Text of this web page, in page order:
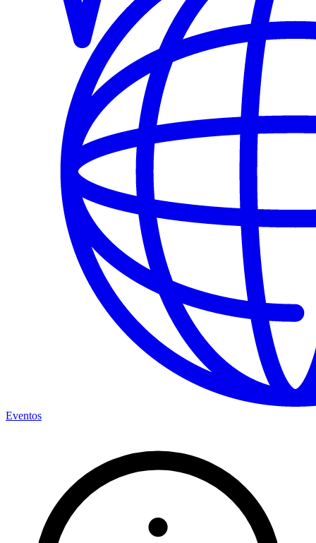
Eventos